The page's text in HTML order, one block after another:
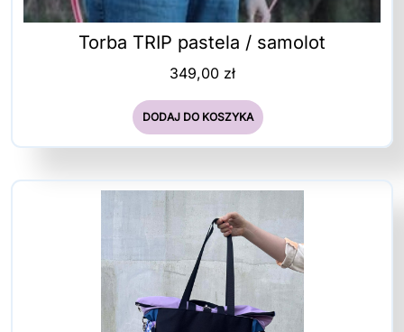
Torba TRIP pastela / samolot
349,00 zł
DODAJ DO KOSZYKA